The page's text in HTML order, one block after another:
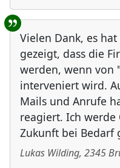
Vielen Dank, es
gezeigt, dass die
werden, wenn von
interveniert wird.
Mails und Anrufe
reagiert. Ich
Zukunft bei Bedarf
Lukas Wilding, 2345